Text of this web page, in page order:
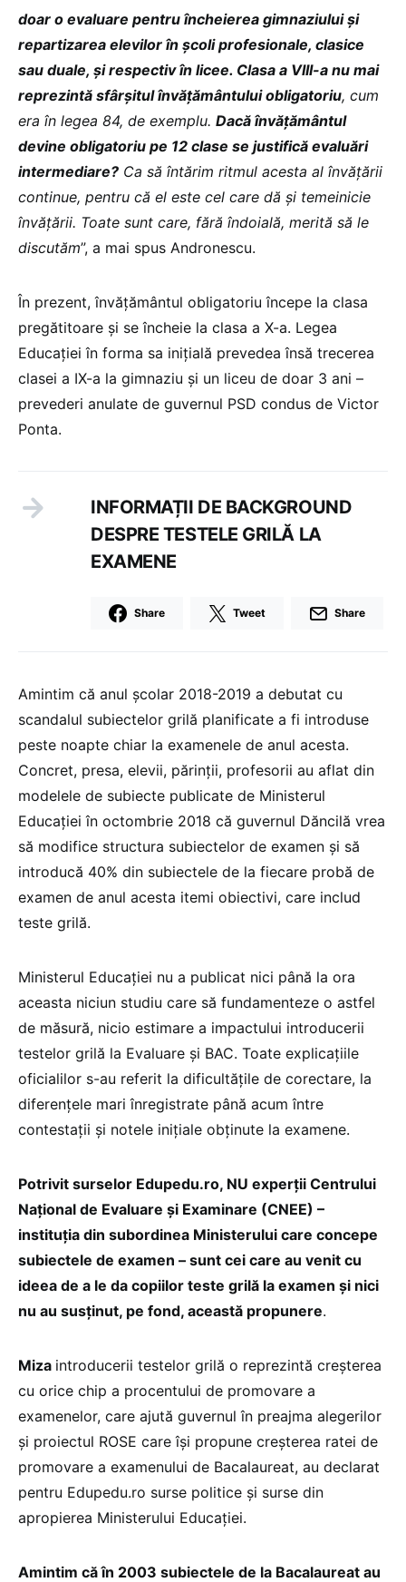
doar o evaluare pentru încheierea gimnaziului și
repartizarea elevilor în școli profesionale, clasice
sau duale, și respectiv în licee. Clasa a VIII-a nu mai
reprezintă sfârșitul învățământului obligatoriu, cum
era în legea 84, de exemplu. Dacă învățământul
devine obligatoriu pe 12 clase se justifică evaluări
intermediare? Ca să întărim ritmul acesta al învățării
continue, pentru că el este cel care dă și temeinicie
învățării. Toate sunt care, fără îndoială, merită să le
discutăm”, a mai spus Andronescu.
În prezent, învățământul obligatoriu începe la clasa
pregătitoare și se încheie la clasa a X-a. Legea
Educației în forma sa inițială prevedea însă trecerea
clasei a IX-a la gimnaziu și un liceu de doar 3 ani –
prevederi anulate de guvernul PSD condus de Victor
Ponta.
INFORMAȚII DE BACKGROUND
DESPRE TESTELE GRILĂ LA
EXAMENE
Share Tweet Share
Amintim că anul școlar 2018-2019 a debutat cu
scandalul subiectelor grilă planificate a fi introduse
peste noapte chiar la examenele de anul acesta.
Concret, presa, elevii, părinții, profesorii au aflat din
modelele de subiecte publicate de Ministerul
Educației în octombrie 2018 că guvernul Dăncilă vrea
să modifice structura subiectelor de examen și să
introducă 40% din subiectele de la fiecare probă de
examen de anul acesta itemi obiectivi, care includ
teste grilă.
Ministerul Educației nu a publicat nici până la ora
aceasta niciun studiu care să fundamenteze o astfel
de măsură, nicio estimare a impactului introducerii
testelor grilă la Evaluare și BAC. Toate explicațiile
oficialilor s-au referit la dificultățile de corectare, la
diferențele mari înregistrate până acum între
contestații și notele inițiale obținute la examene.
Potrivit surselor Edupedu.ro, NU experții Centrului
Naţional de Evaluare şi Examinare (CNEE) –
instituția din subordinea Ministerului care concepe
subiectele de examen – sunt cei care au venit cu
ideea de a le da copiilor teste grilă la examen și nici
nu au susținut, pe fond, această propunere.
Miza introducerii testelor grilă o reprezintă creșterea
cu orice chip a procentului de promovare a
examenelor, care ajută guvernul în preajma alegerilor
și proiectul ROSE care își propune creșterea ratei de
promovare a examenului de Bacalaureat, au declarat
pentru Edupedu.ro surse politice și surse din
apropierea Ministerului Educației.
Amintim că în 2003 subiectele de la Bacalaureat au